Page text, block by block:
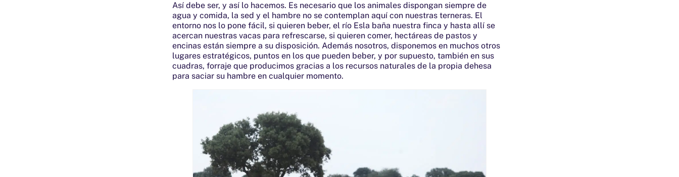
Así debe ser, y así lo hacemos. Es necesario que los animales dispongan siempre de
agua y comida, la sed y el hambre no se contemplan aquí con nuestras terneras. El
entorno nos lo pone fácil, si quieren beber, el río Esla baña nuestra finca y hasta allí se
acercan nuestras vacas para refrescarse, si quieren comer, hectáreas de pastos y
encinas están siempre a su disposición. Además nosotros, disponemos en muchos otros
lugares estratégicos, puntos en los que pueden beber, y por supuesto, también en sus
cuadras, forraje que producimos gracias a los recursos naturales de la propia dehesa
para saciar su hambre en cualquier momento.